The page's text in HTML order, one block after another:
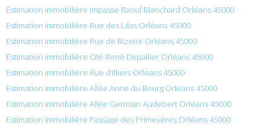
Estimation immobilière Impasse Raoul Blanchard Orléans 45000
Estimation immobilière Rue des Lilas Orléans 45000
Estimation immobilière Rue de Bizette Orléans 45000
Estimation immobilière Cité René Depallier Orléans 45000
Estimation immobilière Rue d’Illiers Orléans 45000
Estimation immobilière Allée Anne du Bourg Orléans 45000
Estimation immobilière Allée Germain Audebert Orléans 45000
Estimation immobilière Passage des Primevères Orléans 45000